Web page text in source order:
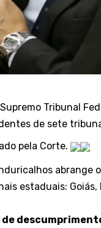
Tribunal
de sete
pela Corte.
abrange
estaduais: